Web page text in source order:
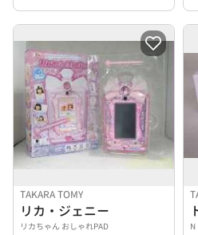
TAKARA TOMY
リカ・ジェニー
リカちゃん おしゃれPAD N